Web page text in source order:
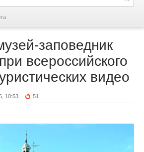
заповедник
всероссийского
видео
10:53 51